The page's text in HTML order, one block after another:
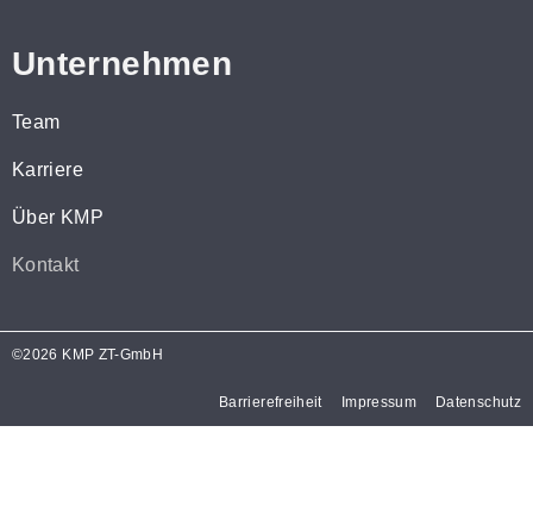
Unternehmen
Team
Karriere
Über KMP
Kontakt
©2026 KMP ZT-GmbH
Barrierefreiheit Impressum Datenschutz